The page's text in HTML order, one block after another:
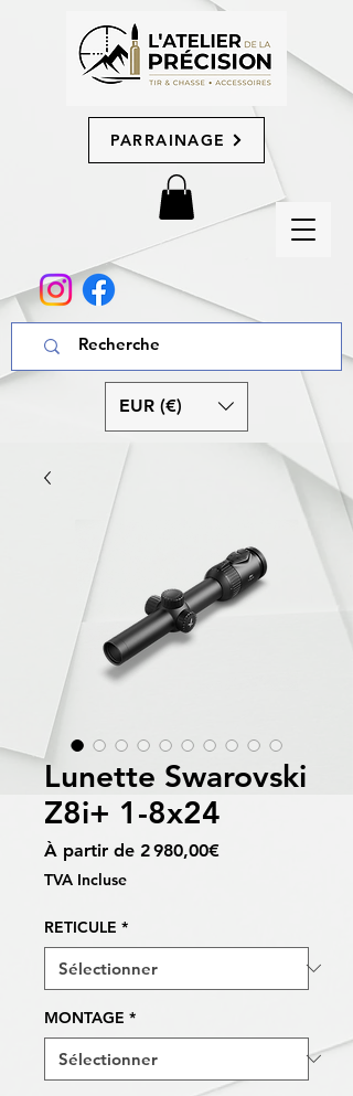
PARRAINAGE
EUR (€)
Lunette Swarovski
Z8i+ 1-8x24
À partir de 2 980,00€Prix
TVA Incluse
RETICULE *
MONTAGE *